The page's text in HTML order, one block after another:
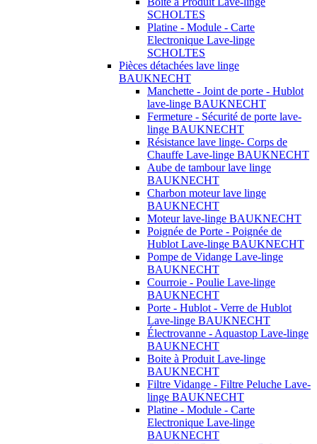
SCHOLTES
Platine - Module - Carte
Electronique Lave-linge
SCHOLTES
Pièces détachées lave linge
BAUKNECHT
Manchette - Joint de porte - Hublot
lave-linge BAUKNECHT
Fermeture - Sécurité de porte lave-
linge BAUKNECHT
Résistance lave linge- Corps de
Chauffe Lave-linge BAUKNECHT
Aube de tambour lave linge
BAUKNECHT
Charbon moteur lave linge
BAUKNECHT
Moteur lave-linge BAUKNECHT
Poignée de Porte - Poignée de
Hublot Lave-linge BAUKNECHT
Pompe de Vidange Lave-linge
BAUKNECHT
Courroie - Poulie Lave-linge
BAUKNECHT
Porte - Hublot - Verre de Hublot
Lave-linge BAUKNECHT
Électrovanne - Aquastop Lave-linge
BAUKNECHT
Boite à Produit Lave-linge
BAUKNECHT
Filtre Vidange - Filtre Peluche Lave-
linge BAUKNECHT
Platine - Module - Carte
Electronique Lave-linge
BAUKNECHT